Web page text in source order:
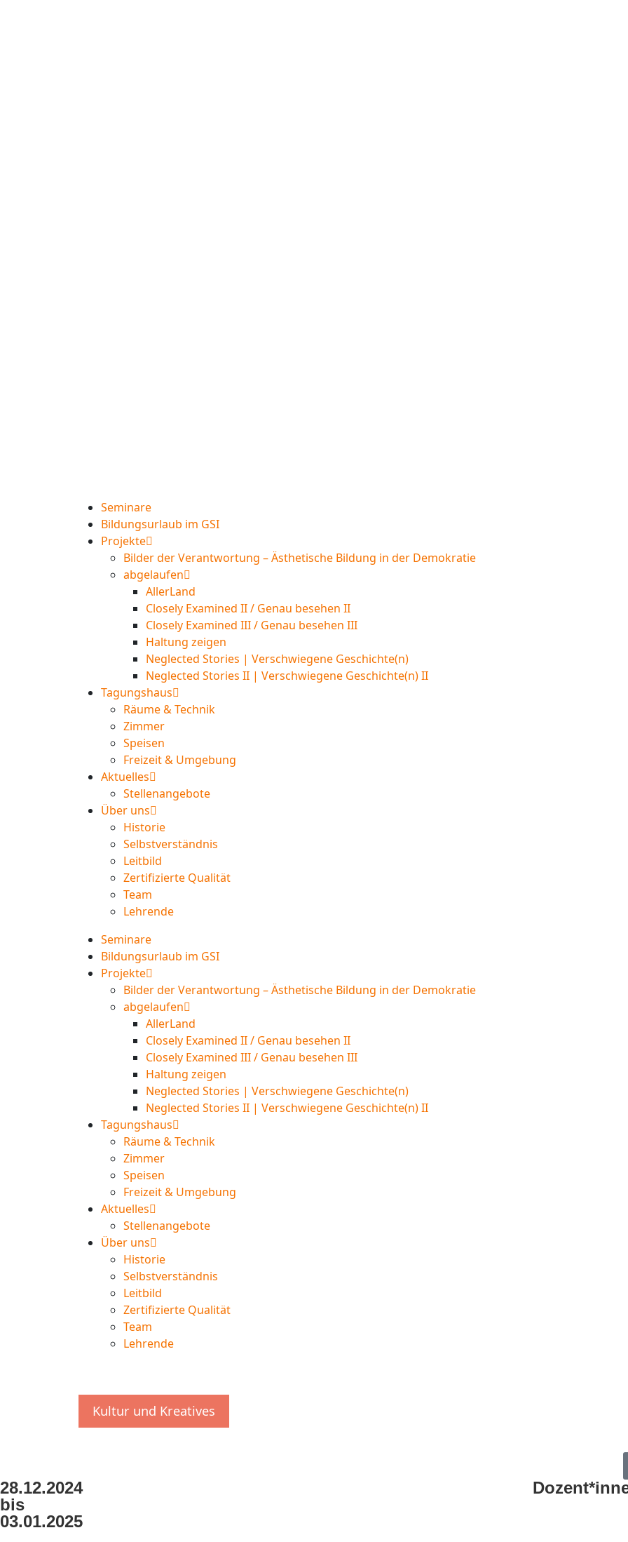
Seminare
Bildungsurlaub im GSI
Projekte
Bilder der Verantwortung – Ästhetische Bildung in der Demokratie
abgelaufen
AllerLand
Closely Examined II / Genau besehen II
Closely Examined III / Genau besehen III
Haltung zeigen
Neglected Stories | Verschwiegene Geschichte(n)
Neglected Stories II | Verschwiegene Geschichte(n) II
Tagungshaus
Räume & Technik
Zimmer
Speisen
Freizeit & Umgebung
Aktuelles
Stellenangebote
Über uns
Historie
Selbstverständnis
Leitbild
Zertifizierte Qualität
Team
Lehrende
Seminare
Bildungsurlaub im GSI
Projekte
Bilder der Verantwortung – Ästhetische Bildung in der Demokratie
abgelaufen
AllerLand
Closely Examined II / Genau besehen II
Closely Examined III / Genau besehen III
Haltung zeigen
Neglected Stories | Verschwiegene Geschichte(n)
Neglected Stories II | Verschwiegene Geschichte(n) II
Tagungshaus
Räume & Technik
Zimmer
Speisen
Freizeit & Umgebung
Aktuelles
Stellenangebote
Über uns
Historie
Selbstverständnis
Leitbild
Zertifizierte Qualität
Team
Lehrende
Kultur und Kreatives
28.12.2024
bis
03.01.2025